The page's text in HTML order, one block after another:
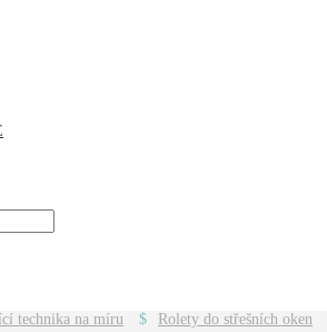
technika na míru Rolety do střešních oken